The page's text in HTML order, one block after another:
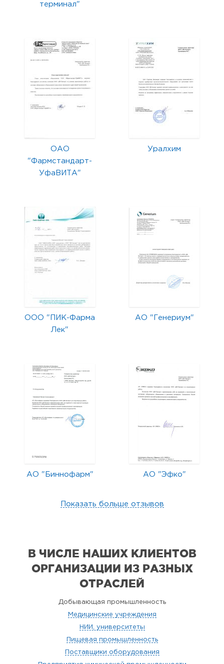
терминал"
ОАО
"Фармстандарт-
УфаВИТА"
Уралхим
ООО "ПИК-Фарма
Лек"
АО "Генериум"
АО "Биннофарм" АО "Эфко"
Показать больше отзывов
В ЧИСЛЕ НАШИХ КЛИЕНТОВ
ОРГАНИЗАЦИИ ИЗ РАЗНЫХ
ОТРАСЛЕЙ
Добывающая промышленность
Медицинские учреждения
НИИ, университеты
Пищевая промышленность
Поставщики оборудования